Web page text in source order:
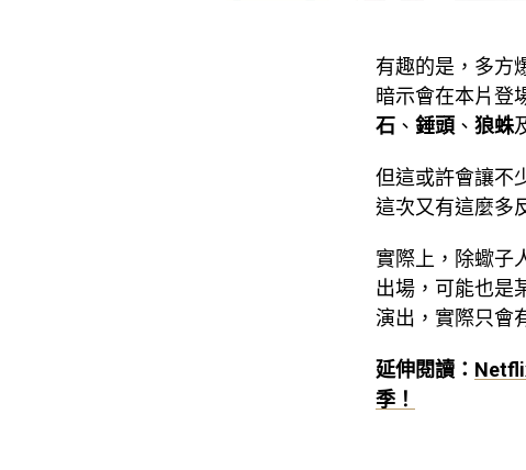
有趣的是，多方
暗示會在本片登
石 、 錘頭 、 狼蛛
但這或許會讓不
這次又有這麼多
實際上，除蠍子
出場，可能也是
演出，實際只會
延伸閱讀：
季！